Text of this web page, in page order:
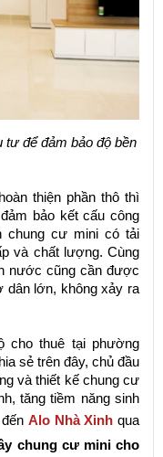
để đảm bảo độ bền
thiện phần thô thì
bảo kết cấu công
chung cư mini có tải
và chất lượng. Cùng
nước cũng cần được
lớn, không xảy ra
cho thuê tại phường
sẻ trên đây, chủ đầu
và thiết kế chung cư
tăng tiềm năng sinh
Alo Nhà Xinh qua
chung cư mini cho